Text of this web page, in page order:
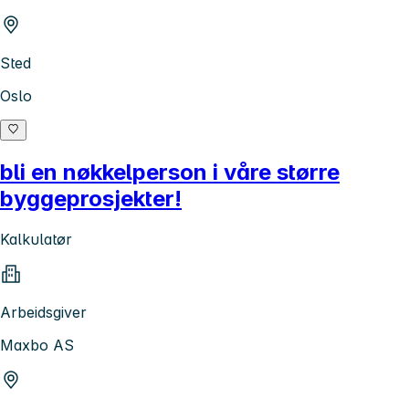
Sted
Oslo
bli en nøkkelperson i våre større
byggeprosjekter!
Kalkulatør
Arbeidsgiver
Maxbo AS